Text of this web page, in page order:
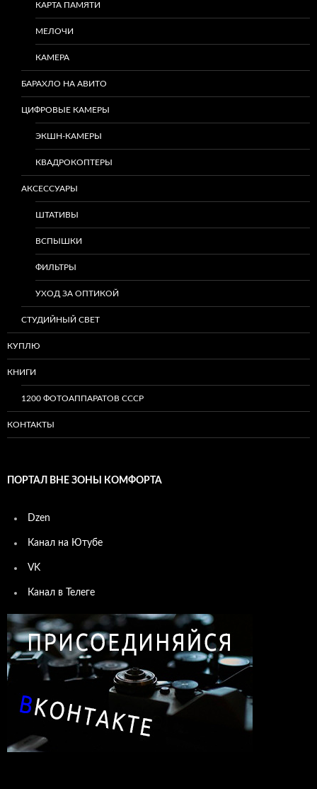
КАРТА ПАМЯТИ
МЕЛОЧИ
КАМЕРА
БАРАХЛО НА АВИТО
ЦИФРОВЫЕ КАМЕРЫ
ЭКШН-КАМЕРЫ
КВАДРОКОПТЕРЫ
АКСЕССУАРЫ
ШТАТИВЫ
ВСПЫШКИ
ФИЛЬТРЫ
УХОД ЗА ОПТИКОЙ
СТУДИЙНЫЙ СВЕТ
КУПЛЮ
КНИГИ
1200 ФОТОАППАРАТОВ СССР
КОНТАКТЫ
ПОРТАЛ ВНЕ ЗОНЫ КОМФОРТА
Dzen
Канал на Ютубе
VK
Канал в Телеге